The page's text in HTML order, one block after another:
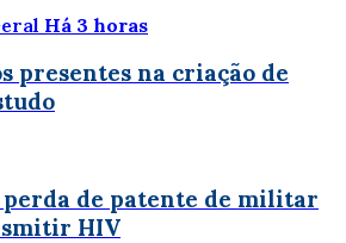
Há 3 horas
presentes na criação de
de patente de militar
HIV